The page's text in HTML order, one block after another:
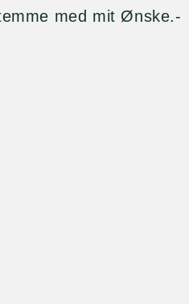
med mit Ønske.-